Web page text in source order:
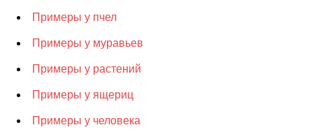
Примеры у пчел
Примеры у муравьев
Примеры у растений
Примеры у ящериц
Примеры у человека